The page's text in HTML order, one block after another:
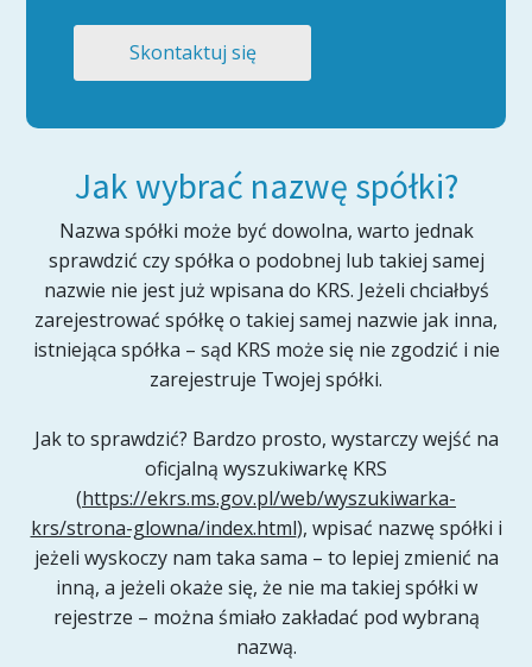
Skontaktuj się
Jak wybrać nazwę spółki?
Nazwa spółki może być dowolna, warto jednak
sprawdzić czy spółka o podobnej lub takiej samej
nazwie nie jest już wpisana do KRS. Jeżeli chciałbyś
zarejestrować spółkę o takiej samej nazwie jak inna,
istniejąca spółka – sąd KRS może się nie zgodzić i nie
zarejestruje Twojej spółki.
Jak to sprawdzić? Bardzo prosto, wystarczy wejść na
oficjalną wyszukiwarkę KRS
(https://ekrs.ms.gov.pl/web/wyszukiwarka-
krs/strona-glowna/index.html), wpisać nazwę spółki i
jeżeli wyskoczy nam taka sama – to lepiej zmienić na
inną, a jeżeli okaże się, że nie ma takiej spółki w
rejestrze – można śmiało zakładać pod wybraną
nazwą.